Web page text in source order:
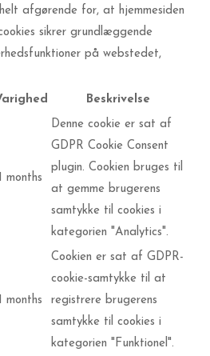
afgørende for, at hjemmesiden
sikrer grundlæggende
på webstedet,
Beskrivelse
months
Denne cookie er sat af
GDPR Cookie Consent
plugin. Cookien bruges til
at gemme brugerens
samtykke til cookies i
kategorien "Analytics".
months
Cookien er sat af GDPR-
cookie-samtykke til at
registrere brugerens
samtykke til cookies i
kategorien "Funktionel".